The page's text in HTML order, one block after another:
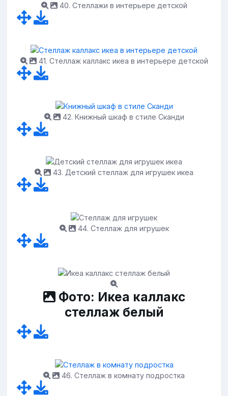
40. Стеллажи в интерьере детской
41. Стеллаж каллакс икеа в интерьере детской
42. Книжный шкаф в стиле Сканди
43. Детский стеллаж для игрушек икеа
44. Стеллаж для игрушек
Фото: Икеа каллакс
стеллаж белый
46. Стеллаж в комнату подростка